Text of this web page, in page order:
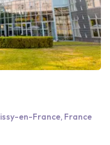
en-France, France